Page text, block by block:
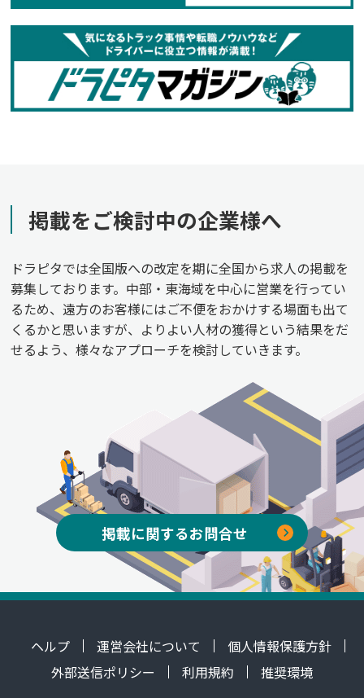
掲載をご検討中の企業様へ
ドラピタでは全国版への改定を期に全国から求人の掲載を
募集しております。中部・東海域を中心に営業を行ってい
るため、遠方のお客様にはご不便をおかけする場面も出て
くるかと思いますが、よりよい人材の獲得という結果をだ
せるよう、様々なアプローチを検討していきます。
掲載に関するお問合せ
ヘルプ 運営会社について
個人情報保護方針
外部送信ポリシー
利用規約 推奨環境